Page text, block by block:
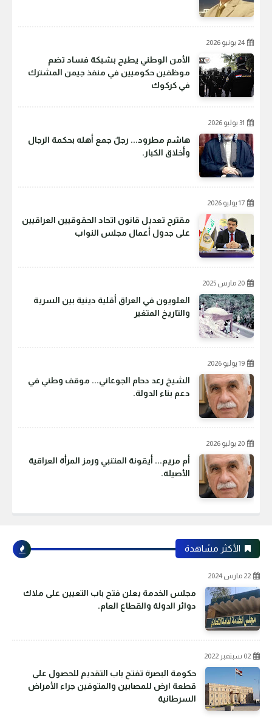
24 يونيو 2026
الأمن الوطني يطيح بشبكة فساد تضم
موظفين حكوميين في منفذ جيمن المشترك
في كركوك
31 يوليو 2026
هاشم مطرود... رجلٌ جمع أهله بحكمة الرجال
وأخلاق الكبار.
17 يوليو 2026
مقترح تعديل قانون اتحاد الحقوقيين العراقيين
على جدول أعمال مجلس النواب
20 مارس 2025
العلويون في العراق أقلية دينية بين السرية
والتاريخ المتغير
19 يوليو 2026
الشيخ رعد دحام الجوعاني... موقف وطني في
دعم بناء الدولة.
20 يوليو 2026
أم مريم... أيقونة المتنبي ورمز المرأة العراقية
الأصيلة.
الأكثر مشاهدة
22 مارس 2024
مجلس الخدمة يعلن فتح باب التعيين على ملاك
دوائر الدولة والقطاع العام.
02 سبتمبر 2022
حكومة البصرة تفتح باب التقديم للحصول على
قطعة ارض للمصابين والمتوفين جراء الأمراض
السرطانية